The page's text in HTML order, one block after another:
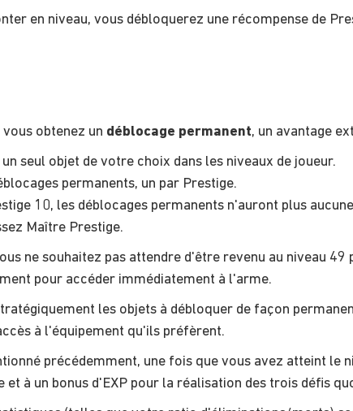
en niveau, vous débloquerez une récompense de
obtenez un déblocage permanent, un avantage
seul objet de votre choix dans les niveaux de joueur.
permanents, un par Prestige.
10, les déblocages permanents n'auront plus
Maître Prestige.
ne souhaitez pas attendre d'être revenu au niveau
pour accéder immédiatement à l'arme.
les objets à débloquer de façon
à l'équipement qu'ils préfèrent.
précédemment, une fois que vous avez atteint le
et à un bonus d'EXP pour la réalisation des trois défis